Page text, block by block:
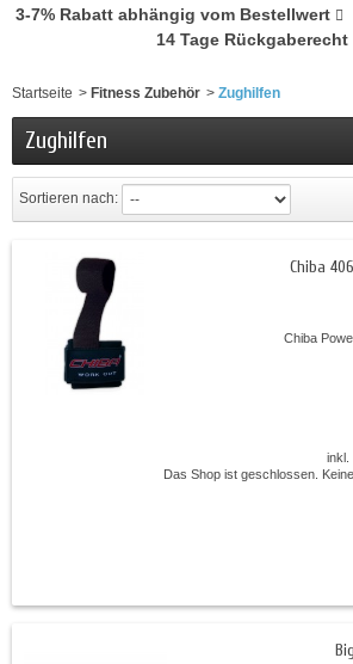
3-7% Rabatt abhängig vom Bestellwert
14 Tage Rückgaberecht
Startseite > Fitness Zubehör > Zughilfen
Zughilfen
Sortieren nach:
Chiba
Chiba
inkl.
Das Shop ist geschlossen.